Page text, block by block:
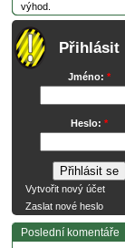
výhod.
Přihlásit
Jméno: *
Heslo: *
Vytvořit nový účet
Zaslat nové heslo
Poslední komentáře